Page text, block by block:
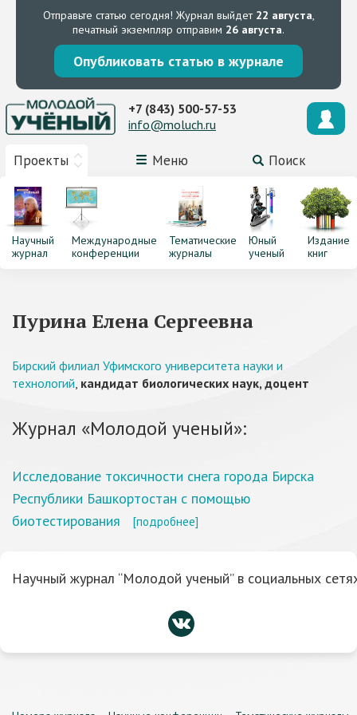
Отправьте статью сегодня! Журнал выйдет 22 августа,
печатный экземпляр отправим 26 августа.
Опубликовать статью в журнале
Проекты Меню Поиск
+7 (843) 500-57-53
info@moluch.ru
Научный
журнал
Международные
конференции
Тематические
журналы
Юный
ученый
Издание
книг
Пурина Елена Сергеевна
Бирский филиал Уфимского университета науки и
технологий, кандидат биологических наук, доцент
Журнал «Молодой ученый»:
Исследование токсичности снега города Бирска
Республики Башкортостан с помощью
биотестирования
[подробнее]
Научный журнал “Молодой ученый” в социальных